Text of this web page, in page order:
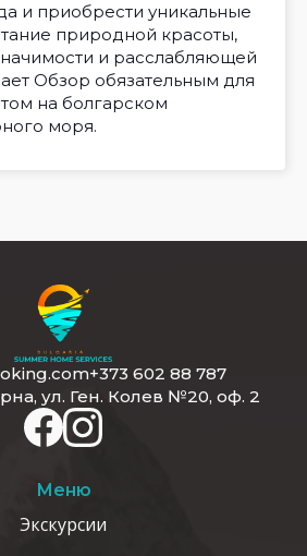
и приобрести уникальные
природной красоты,
и расслабляющей
Обзор обязательным для
на болгарском
моря.
+373 602 88 787
ул. Ген. Колев №20, оф. 2
Меню
Экскурсии